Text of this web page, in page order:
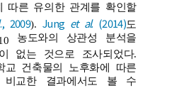
따른 유의한 관계를 확인할
., 2009). Jung et al. (2014)도
농도와의 상관성 분석을
없는 것으로 조사되었다.
교 건축물의 노후화에 따른
교한 결과에서도 볼 수